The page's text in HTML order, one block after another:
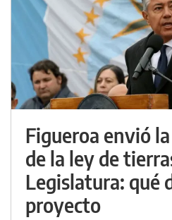
Figueroa envió
de la ley de
Legislatura: qué
proyecto